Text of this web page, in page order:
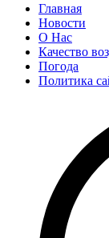
Главная
Новости
О Нас
Качество
Погода
Политика